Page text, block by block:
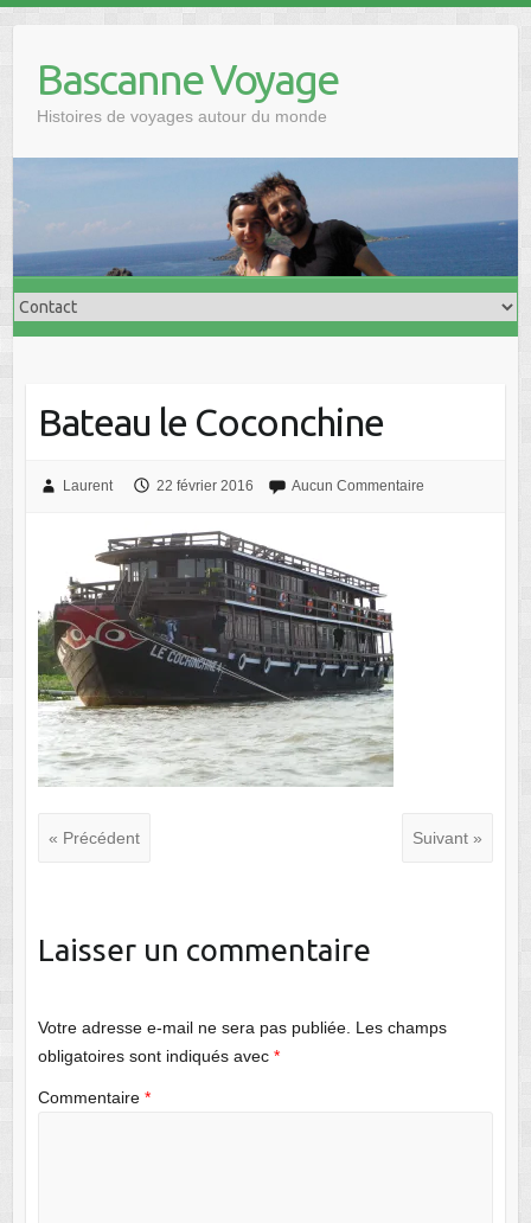
contentBascanne Voyage
Histoires de voyages autour du monde
Bateau le Coconchine
Laurent 22 février 2016 Aucun Commentaire
« Précédent Suivant »
Laisser un commentaire
Votre adresse e-mail ne sera pas publiée. Les champs
obligatoires sont indiqués avec *
Commentaire *